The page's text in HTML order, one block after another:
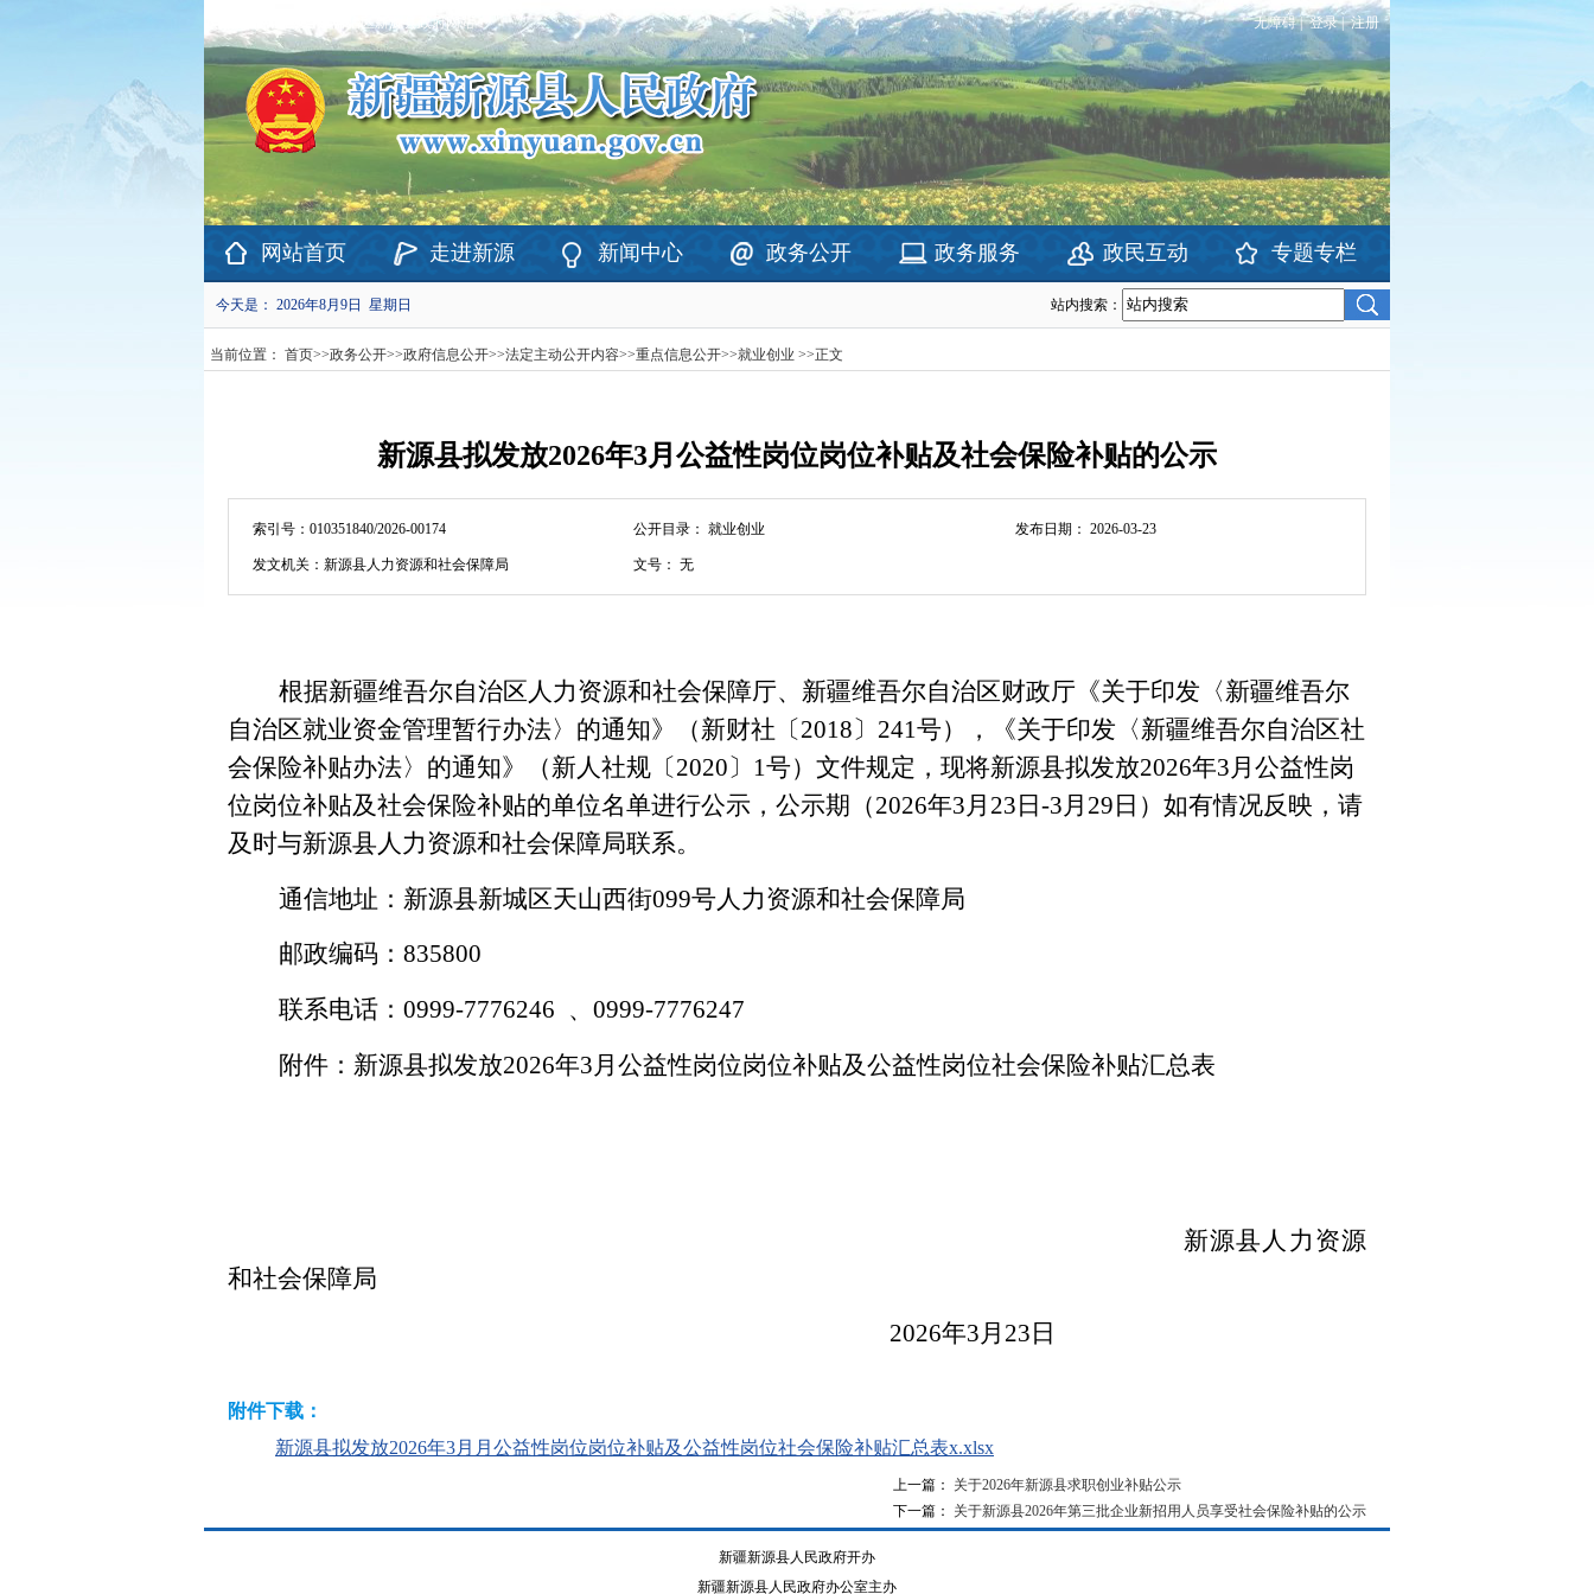
欢迎访问新疆维吾尔自治区新源县政府网站！ 无障碍 | 登录 | 注册
网站首页 走进新源 新闻中心 政务公开 政务服务 政民互动 专题专栏
今天是： 2026年8月9日 星期日 站内搜索：
当前位置： 首页>>政务公开>>政府信息公开>>法定主动公开内容>>重点信息公开>>就业创业 >>正文
新源县拟发放2026年3月公益性岗位岗位补贴及社会保险补贴的公示
索引号： 010351840/2026-00174 公开目录： 就业创业 发布日期： 2026-03-23
发文机关： 新源县人力资源和社会保障局 文号： 无
根据新疆维吾尔自治区人力资源和社会保障厅、新疆维吾尔自治区财政厅《关于印发〈新疆维吾尔
自治区就业资金管理暂行办法〉的通知》（新财社〔2018〕 241号），《关于印发〈新疆维吾尔自治区社
会保险补贴办法〉的通知》（新人社规〔2020〕 1号）文件规定，现将新源县拟发放2026年3月公益性岗
位岗位补贴及社会保险补贴的单位名单进行公示，公示期（2026年3月 23 日 -3月 29 日）如有情况反映，请
及时与新源县人力资源和社会保障局联系。
通信地址：新源县新城区天山西街099号人力资源和社会保障局
邮政编码： 835800
联系电话： 0999-7776246 、 0999-7776247
附件：新源县拟发放2026年3 月公益性岗位岗位补贴及公益性岗位社会保险补贴汇总表
新源县人力资源
和社会保障局
2026年3月 23 日
附件下载：
新源县拟发放2026年3月月公益性岗位岗位补贴及公益性岗位社会保险补贴汇总表x.xlsx
上一篇：
关于2026年新源县求职创业补贴公示
下一篇：
关于新源县2026年第三批企业新招用人员享受社会保险补贴的公示
新疆新源县人民政府开办
新疆新源县人民政府办公室主办